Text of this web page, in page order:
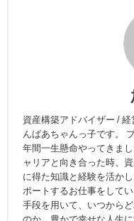
資産構築アドバイザー /
んばあちゃんっ子です。
年間一生懸命やってきま
ャリアと向き合った時、
に得た知識と経験を活か
ポートするお仕事をして
手段を用いて、いつから
のか、豊かで幸せな人生